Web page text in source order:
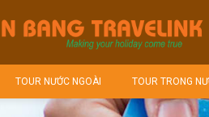
TOUR NƯỚC NGOÀI TOUR TRONG